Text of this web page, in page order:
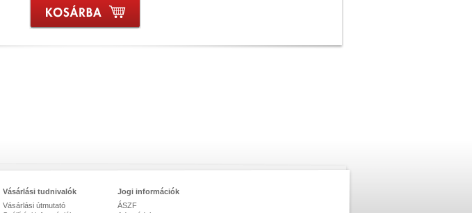
Vásárlási tudnivalók
Vásárlási útmutató
Jogi információk
ÁSZF